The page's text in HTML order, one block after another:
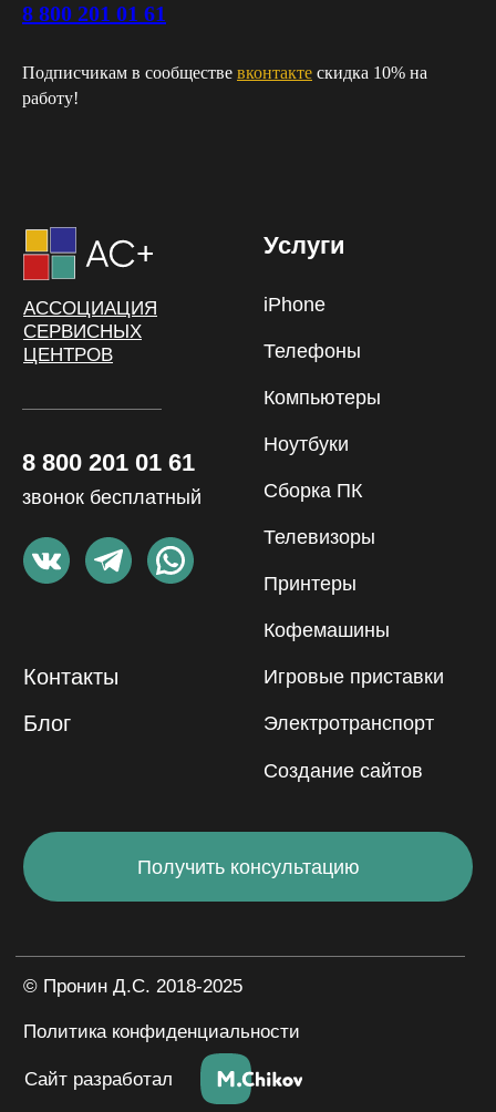
8 800 201 01 61
Подписчикам в сообществе вконтакте скидка 10% на
работу!